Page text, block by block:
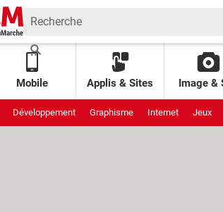
Mobile Applis & Sites Image &
Développement Graphisme Internet Jeux